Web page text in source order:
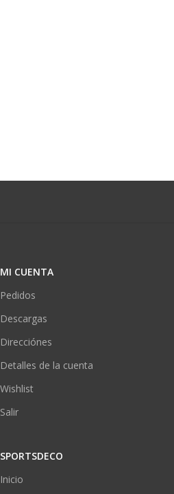
MI CUENTA
Pedidos
Descargas
Direcciónes
Detalles de la cuenta
Wishlist
Salir
SPORTSDECO
Inicio